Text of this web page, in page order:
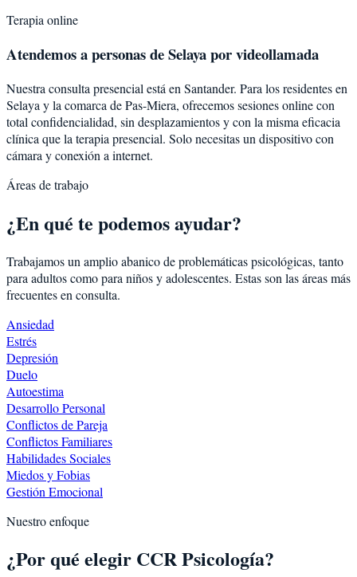
Terapia online
Atendemos a personas deSelayapor videollamada
Nuestra consulta presencial está en Santander. Para los residentes en
Selaya y la comarca dePas-Miera, ofrecemos sesiones online con
total confidencialidad, sin desplazamientos y con la misma eficacia
clínica que la terapia presencial. Solo necesitas un dispositivo con
cámara y conexión a internet.
Áreas de trabajo
¿En qué te podemos ayudar?
Trabajamos un amplio abanico de problemáticas psicológicas, tanto
para adultos como para niños y adolescentes. Estas son las áreas más
frecuentes en consulta.
Ansiedad
Estrés
Depresión
Duelo
Autoestima
Desarrollo Personal
Conflictos de Pareja
Conflictos Familiares
Habilidades Sociales
Miedos y Fobias
Gestión Emocional
Nuestro enfoque
¿Por qué elegir CCR Psicología?